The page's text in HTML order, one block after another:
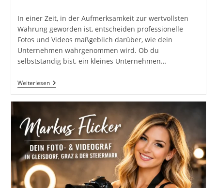
In einer Zeit, in der Aufmerksamkeit zur wertvollsten
Währung geworden ist, entscheiden professionelle
Fotos und Videos maßgeblich darüber, wie dein
Unternehmen wahrgenommen wird. Ob du
selbstständig bist, ein kleines Unternehmen…
WeiterlesenFotos
Und
Unternehmen
Und
Selbstständige
Mehr
Sichtbarkeit,
Mehr
Vertrauen,
Mehr
Umsatz